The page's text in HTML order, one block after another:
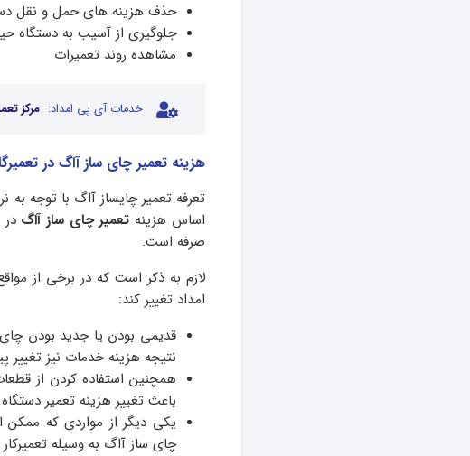
حذف هزینه های حمل و نقل
جلوگیری از آسیب به دستگاه
مشاهده روند تعمیرات
خدمات آی پی امداد: مرکز
هزینه تعمیر چای ساز آاگ در
تعرفه تعمیر چایساز آاگ با توجه
اساس هزینه تعمیر چای ساز آاگ
صرفه است.
لازم به ذکر است که در برخی از
امداد تغییر کند:
قدیمی بودن یا جدید بودن
نتیجه هزینه خدمات نیز تغییر
همچنین استفاده کردن از
باعث تغییر هزینه تعمیر
یکی دیگر از مواردی که ممکن
چای ساز آاگ به وسیله